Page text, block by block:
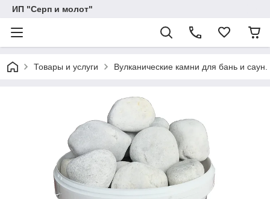
ИП "Серп и молот"
Товары и услуги Вулканические камни для бань и саун.